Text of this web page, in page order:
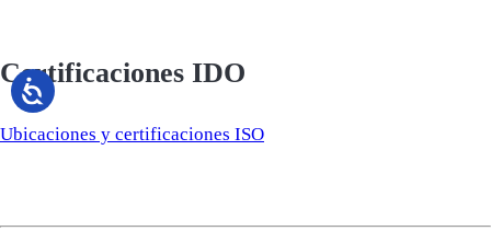
Certificaciones IDO
Ubicaciones y certificaciones ISO